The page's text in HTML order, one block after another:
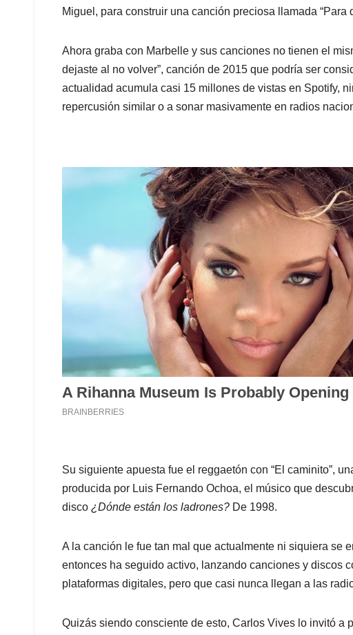
Miguel, para construir una canción preciosa llamada “Para
Ahora graba con Marbelle y sus canciones no tienen el
dejaste al no volver”, canción de 2015 que podría ser
actualidad acumula casi 15 millones de vistas en Spotify,
repercusión similar o a sonar masivamente en radios
Su siguiente apuesta fue el reggaetón con “El caminito”,
producida por Luis Fernando Ochoa, el músico que
disco ¿Dónde están los ladrones? De 1998.
A la canción le fue tan mal que actualmente ni siquiera se
entonces ha seguido activo, lanzando canciones y discos
plataformas digitales, pero que casi nunca llegan a las
Quizás siendo consciente de esto, Carlos Vives lo invitó a